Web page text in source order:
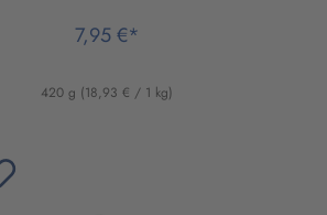
7,95 €*
420 g (18,93 € / 1 kg)